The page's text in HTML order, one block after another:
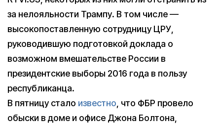
за нелояльности Трампу. В том числе —
высокопоставленную сотрудницу ЦРУ,
руководившую подготовкой доклада о
возможном вмешательстве России в
президентские выборы 2016 года в пользу
республиканца.
В пятницу стало известно, что ФБР провело
обыски в доме и офисе Джона Болтона,